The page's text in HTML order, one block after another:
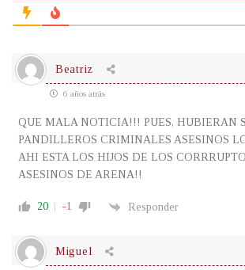
Beatriz
6 años atrás
QUE MALA NOTICIA!!! PUES, HUBIERAN
PANDILLEROS CRIMINALES ASESINOS
AHI ESTA LOS HIJOS DE LOS
ASESINOS DE ARENA!!
20 -1 Responder
Miguel